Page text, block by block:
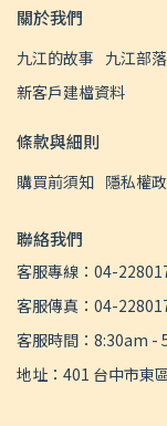
關於我們
九江的故事 九江部
新客戶建檔資料
條款與細則
購買前須知 隱私權
聯絡我們
客服專線：04-
客服傳真：04-
客服時間：8:30am -
地址：401 台中市東